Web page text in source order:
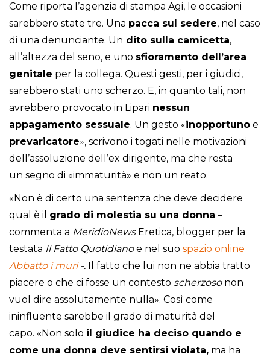
Come riporta l’agenzia di stampa Agi, le occasioni
sarebbero state tre. Una pacca sul sedere, nel caso
di una denunciante. Un dito sulla camicetta,
all’altezza del seno, e uno sfioramento dell’area
genitale per la collega. Questi gesti, per i giudici,
sarebbero stati uno scherzo. E, in quanto tali, non
avrebbero provocato in Lipari nessun
appagamento sessuale. Un gesto «inopportuno e
prevaricatore», scrivono i togati nelle motivazioni
dell’assoluzione dell’ex dirigente, ma che resta
un segno di «immaturità» e non un reato.
«Non è di certo una sentenza che deve decidere
qual è il grado di molestia su una donna –
commenta a MeridioNews Eretica, blogger per la
testata Il Fatto Quotidianoe nel suo spazio online
Abbatto i muri -. Il fatto che lui non ne abbia tratto
piacere o che ci fosse un contesto scherzosonon
vuol dire assolutamente nulla». Così come
ininfluente sarebbe il grado di maturità del
capo. «Non solo il giudice ha deciso quando e
come una donna deve sentirsi violata, ma ha